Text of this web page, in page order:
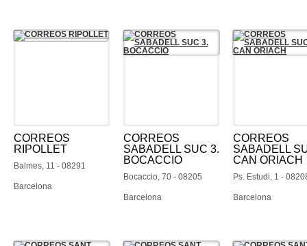
CORREOS
RIPOLLET
Balmes, 11 - 08291
Barcelona
CORREOS
SABADELL SUC 3.
BOCACCIO
Bocaccio, 70 - 08205
Barcelona
CORREOS
SABADELL
CAN ORIACH
Ps. Estudi, 1 -
Barcelona